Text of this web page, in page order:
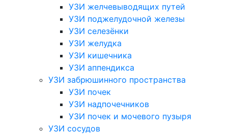
УЗИ желчевыводящих путей
УЗИ поджелудочной железы
УЗИ селезёнки
УЗИ желудка
УЗИ кишечника
УЗИ аппендикса
УЗИ забрюшинного пространства
УЗИ почек
УЗИ надпочечников
УЗИ почек и мочевого пузыря
УЗИ сосудов